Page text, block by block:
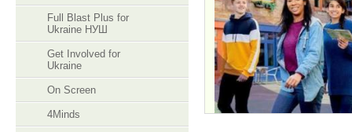
Full Blast Plus for
Ukraine НУШ
Get Involved for
Ukraine
On Screen
4Minds